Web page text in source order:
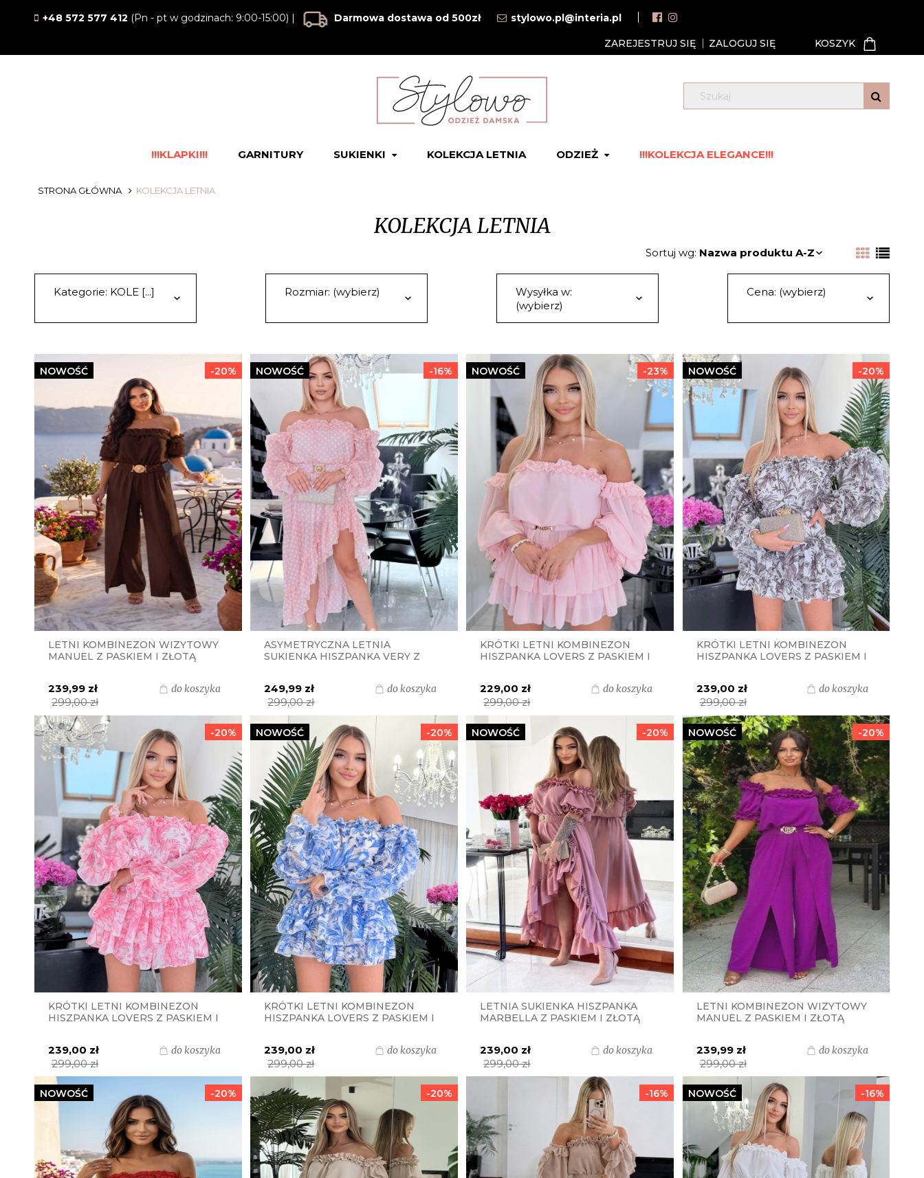
+48 572 577 412 (Pn - pt w godzinach: 9:00-15:00) | Darmowa dostawa od 500zł stylowo.pl@interia.pl
ZAREJESTRUJ SIĘ ZALOGUJ SIĘ
!!!KLAPKI!!! GARNITURY SUKIENKI KOLEKCJA LETNIA ODZIEŻ !!!KOLEKCJA ELEGANCE!!!
STRONA GŁÓWNA KOLEKCJA LETNIA
KOLEKCJA LETNIA
Sortuj wg: Nazwa produktu A-Z
Kategorie: KOLE [...] Rozmiar: (wybierz)
Wysyłka w:
(wybierz)
Cena: (wybierz)
LETNI KOMBINEZON WIZYTOWY
MANUEL Z PASKIEM I ZŁOTĄ
239,99 zł
299,00 zł
do koszyka
-20%
NOWOŚĆ
ASYMETRYCZNA LETNIA
SUKIENKA HISZPANKA VERY Z
KROPKI
249,99 zł
299,00 zł
do koszyka
-16%
NOWOŚĆ
KRÓTKI LETNI KOMBINEZON
HISZPANKA LOVERS Z PASKIEM I
229,00 zł
299,00 zł
do koszyka
-23%
NOWOŚĆ
KRÓTKI LETNI KOMBINEZON
HISZPANKA LOVERS Z PASKIEM I
239,00 zł
299,00 zł
do koszyka
-20%
NOWOŚĆ
KRÓTKI LETNI KOMBINEZON
HISZPANKA LOVERS Z PASKIEM I
239,00 zł
299,00 zł
do koszyka
-20%
KRÓTKI LETNI KOMBINEZON
HISZPANKA LOVERS Z PASKIEM I
239,00 zł
299,00 zł
do koszyka
-20%
NOWOŚĆ
LETNIA SUKIENKA HISZPANKA
MARBELLA Z PASKIEM I ZŁOTĄ
239,00 zł
299,00 zł
do koszyka
-20%
NOWOŚĆ
LETNI KOMBINEZON WIZYTOWY
MANUEL Z PASKIEM I ZŁOTĄ
239,99 zł
299,00 zł
do koszyka
-20%
NOWOŚĆ
-20%
NOWOŚĆ -20% -16% -16%
NOWOŚĆ